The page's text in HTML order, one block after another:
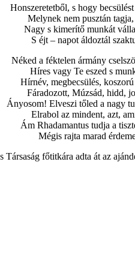
Honszeretetből, s hogy
Melynek nem pusztán
Nagy s kimerítő munkát
S éjt – napot áldoztál
Néked a féktelen ármány
Híres vagy Te eszed s
Hírnév, megbecsülés,
Fáradozott, Múzsád, hidd,
Ányosom! Elveszi tőled a nagy
Elrabol az mindent, azt,
Ám Rhadamantus tudja a
Mégis rajta marad
Társaság főtitkára adta át az